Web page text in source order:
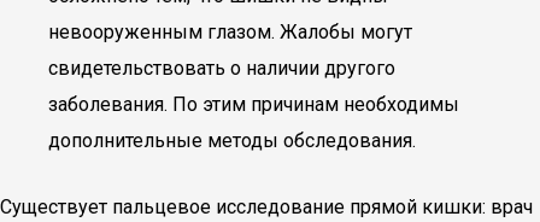
невооруженным глазом. Жалобы могут
свидетельствовать о наличии другого
заболевания. По этим причинам необходимы
дополнительные методы обследования.
Существует пальцевое исследование прямой кишки: врач